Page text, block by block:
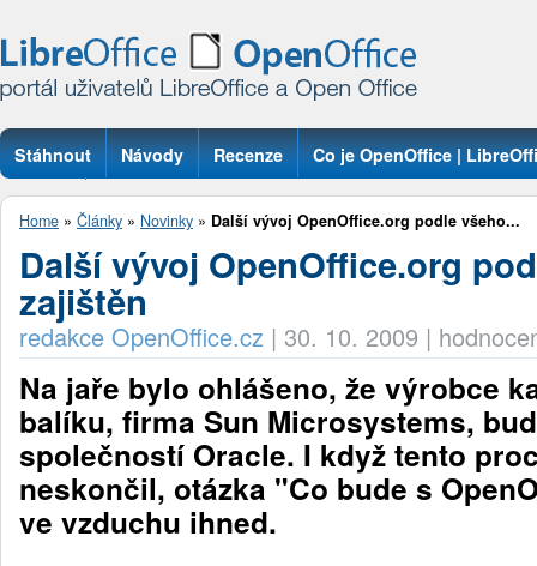
Stáhnout Návody Recenze Co je OpenOffice |
Otázky
Home » Články » Novinky » Další vývoj OpenOffice.org podle všeho...
Další vývoj OpenOffice.org
zajištěn
redakce OpenOffice.cz | 30. 10. 2009 |
Na jaře bylo ohlášeno, že výrobce
balíku, firma Sun Microsystems,
společností Oracle. I když tento
neskončil, otázka "Co bude s
ve vzduchu ihned.